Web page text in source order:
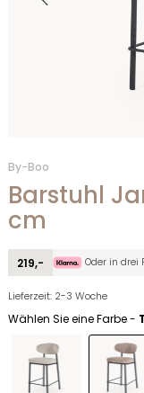
By-Boo
Barstuhl
cm
219,- Oder in drei
Lieferzeit: 2-3 Woche
Wählen Sie eine Farbe -